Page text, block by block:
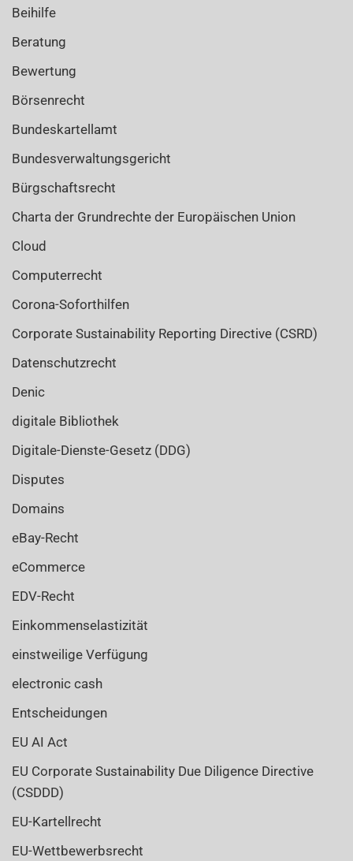
Beihilfe
Beratung
Bewertung
Börsenrecht
Bundeskartellamt
Bundesverwaltungsgericht
Bürgschaftsrecht
Charta der Grundrechte der Europäischen Union
Cloud
Computerrecht
Corona-Soforthilfen
Corporate Sustainability Reporting Directive (CSRD)
Datenschutzrecht
Denic
digitale Bibliothek
Digitale-Dienste-Gesetz (DDG)
Disputes
Domains
eBay-Recht
eCommerce
EDV-Recht
Einkommenselastizität
einstweilige Verfügung
electronic cash
Entscheidungen
EU AI Act
EU Corporate Sustainability Due Diligence Directive
(CSDDD)
EU-Kartellrecht
EU-Wettbewerbsrecht